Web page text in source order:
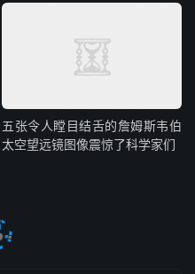
五张令人瞠目结舌的詹姆斯韦伯
太空望远镜图像震惊了科学家们